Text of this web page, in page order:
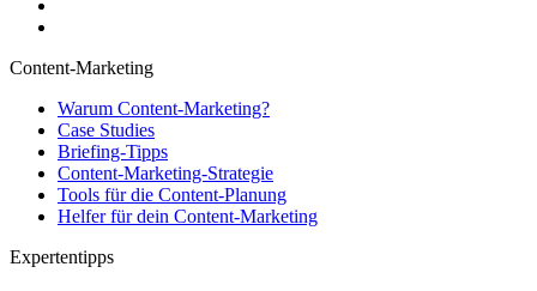
Content-Marketing
Warum Content-Marketing?
Case Studies
Briefing-Tipps
Content-Marketing-Strategie
Tools für die Content-Planung
Helfer für dein Content-Marketing
Expertentipps